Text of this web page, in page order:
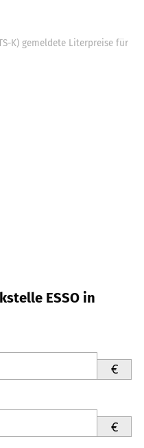
K) gemeldete Literpreise für
ESSO in
€
€